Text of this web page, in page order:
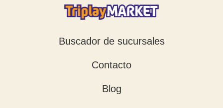
Buscador de sucursales
Contacto
Blog